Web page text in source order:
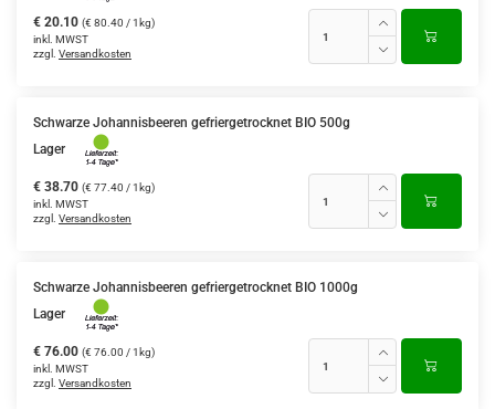
€ 20.10 (€ 80.40 / 1kg)
inkl. MWST
zzgl. Versandkosten
Schwarze Johannisbeeren gefriergetrocknet BIO 500g
Lager
€ 38.70 (€ 77.40 / 1kg)
inkl. MWST
zzgl. Versandkosten
Schwarze Johannisbeeren gefriergetrocknet BIO 1000g
Lager
€ 76.00 (€ 76.00 / 1kg)
inkl. MWST
zzgl. Versandkosten